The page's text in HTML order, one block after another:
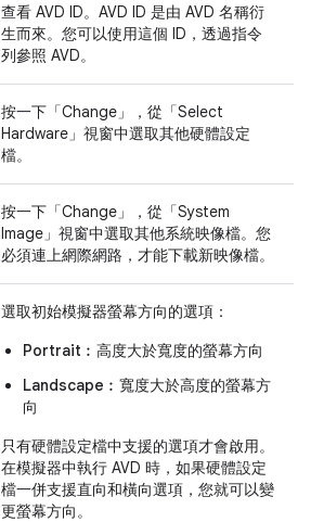
查看 AVD ID。AVD ID 是由 AVD 名稱衍
生而來。您可以使用這個 ID，透過指令
列參照 AVD。
按一下「Change」
，從「Select
Hardware」 視窗中選取其他硬體設定
檔。
按一下「Change」
，從「System
Image」 視窗中選取其他系統映像檔。您
必須連上網際網路，才能下載新映像檔。
選取初始模擬器螢幕方向的選項：
Portrait︰ 高度大於寬度的螢幕方向
Landscape︰ 寬度大於高度的螢幕方
向
只有硬體設定檔中支援的選項才會啟用。
在模擬器中執行 AVD 時，如果硬體設定
檔一併支援直向和橫向選項，您就可以變
更螢幕方向。